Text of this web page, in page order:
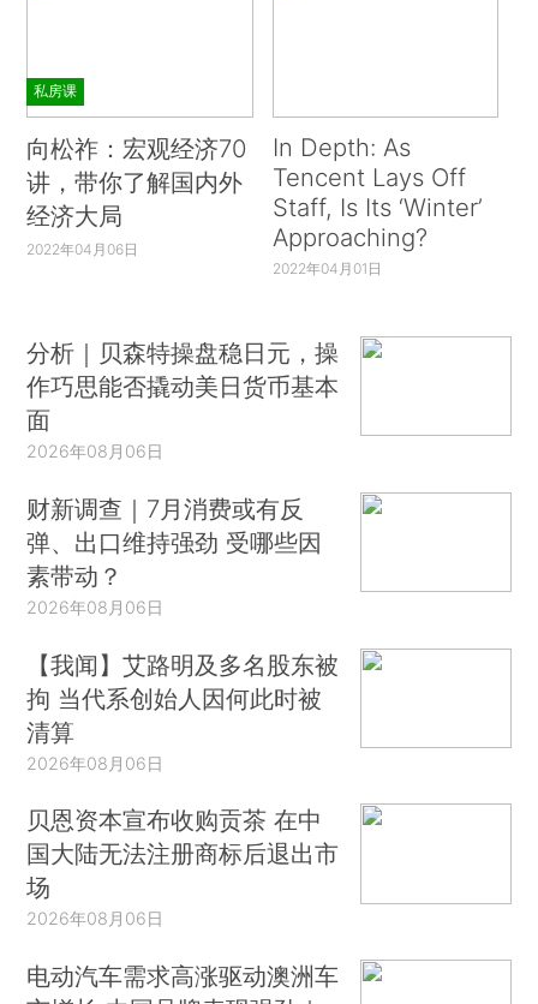
私房课
向松祚：宏观经济70
讲，带你了解国内外
经济大局
2022年04月06日
In Depth: As
Tencent Lays Off
Staff, Is Its ‘Winter’
Approaching?
2022年04月01日
分析｜贝森特操盘稳日元，操
作巧思能否撬动美日货币基本
面
2026年08月06日
财新调查｜7月消费或有反
弹、出口维持强劲 受哪些因
素带动？
2026年08月06日
【我闻】艾路明及多名股东被
拘 当代系创始人因何此时被
清算
2026年08月06日
贝恩资本宣布收购贡茶 在中
国大陆无法注册商标后退出市
场
2026年08月06日
电动汽车需求高涨驱动澳洲车